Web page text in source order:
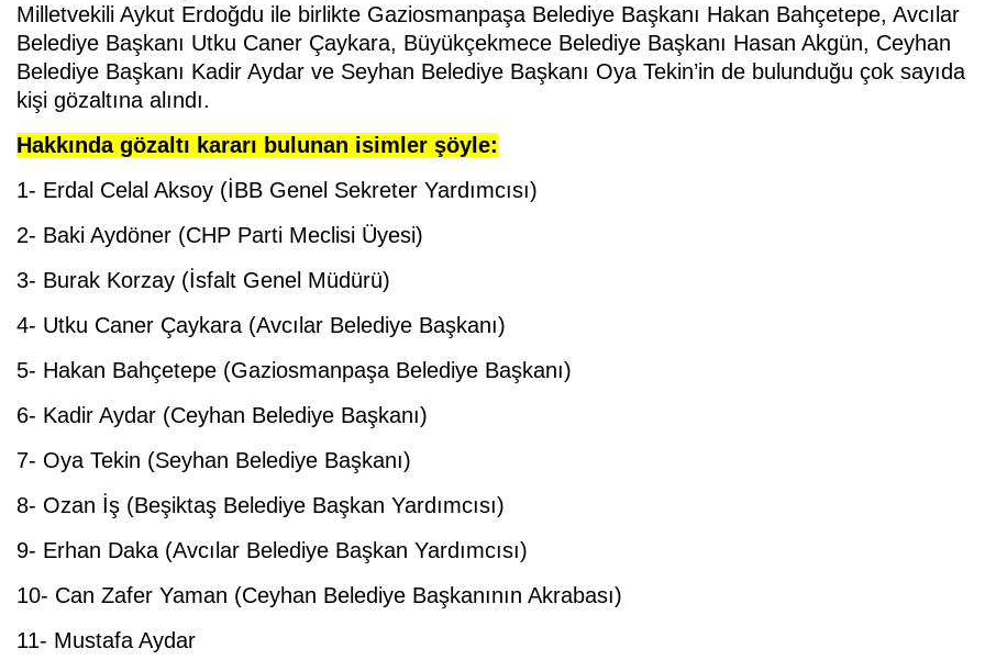
Milletvekili Aykut Erdoğdu ile birlikte Gaziosmanpaşa Belediye Başkanı Hakan Bahçetepe, Avcılar
Belediye Başkanı Utku Caner Çaykara, Büyükçekmece Belediye Başkanı Hasan Akgün, Ceyhan
Belediye Başkanı Kadir Aydar ve Seyhan Belediye Başkanı Oya Tekin’in de bulunduğu çok sayıda
kişi gözaltına alındı.
Hakkında gözaltı kararı bulunan isimler şöyle:
1- Erdal Celal Aksoy (İBB Genel Sekreter Yardımcısı)
2- Baki Aydöner (CHP Parti Meclisi Üyesi)
3- Burak Korzay (İsfalt Genel Müdürü)
4- Utku Caner Çaykara (Avcılar Belediye Başkanı)
5- Hakan Bahçetepe (Gaziosmanpaşa Belediye Başkanı)
6- Kadir Aydar (Ceyhan Belediye Başkanı)
7- Oya Tekin (Seyhan Belediye Başkanı)
8- Ozan İş (Beşiktaş Belediye Başkan Yardımcısı)
9- Erhan Daka (Avcılar Belediye Başkan Yardımcısı)
10- Can Zafer Yaman (Ceyhan Belediye Başkanının Akrabası)
11- Mustafa Aydar